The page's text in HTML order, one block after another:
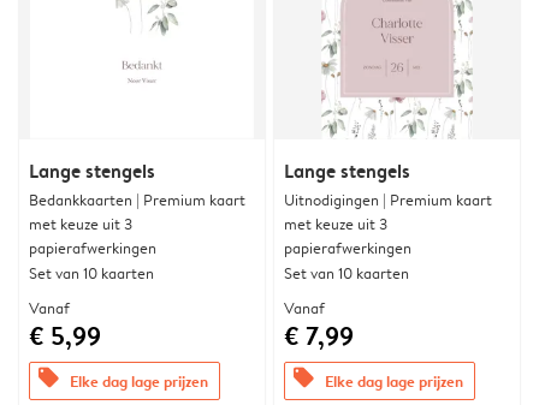
Lange stengels
Bedankkaarten | Premium kaart
met keuze uit 3
papierafwerkingen
Set van 10 kaarten
Vanaf
€ 5,99
offers Elke dag lage prijzen
Lange stengels
Uitnodigingen | Premium kaart
met keuze uit 3
papierafwerkingen
Set van 10 kaarten
Vanaf
€ 7,99
offers Elke dag lage prijzen